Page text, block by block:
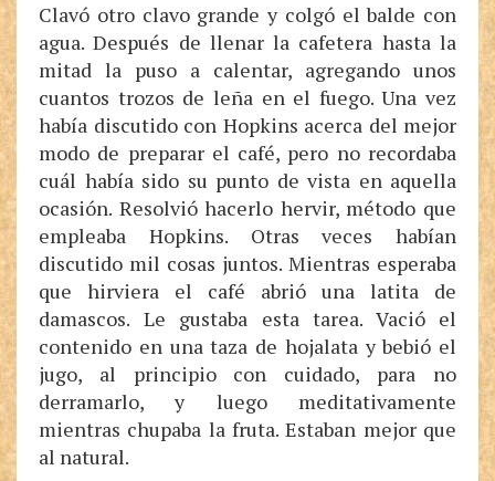
Clavó otro clavo grande y colgó el balde con
agua. Después de llenar la cafetera hasta la
mitad la puso a calentar, agregando unos
cuantos trozos de leña en el fuego. Una vez
había discutido con Hopkins acerca del mejor
modo de preparar el café, pero no recordaba
cuál había sido su punto de vista en aquella
ocasión. Resolvió hacerlo hervir, método que
empleaba Hopkins. Otras veces habían
discutido mil cosas juntos. Mientras esperaba
que hirviera el café abrió una latita de
damascos. Le gustaba esta tarea. Vació el
contenido en una taza de hojalata y bebió el
jugo, al principio con cuidado, para no
derramarlo, y luego meditativamente
mientras chupaba la fruta. Estaban mejor que
al natural.